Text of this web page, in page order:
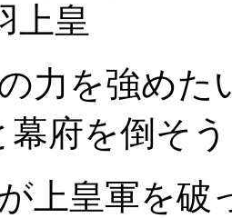
上皇
力を強めた
幕府を倒そ
上皇軍を破